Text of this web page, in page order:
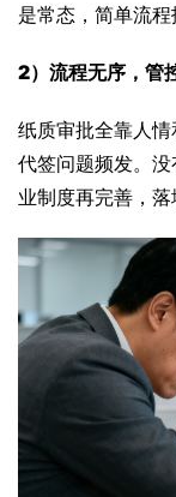
是常态，简单流程
2）流程无序，管
纸质审批全靠人
代签问题频发。
业制度再完善，落